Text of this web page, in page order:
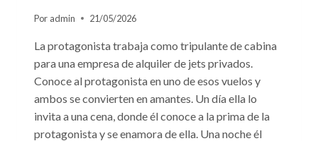
Por admin 21/05/2026
La protagonista trabaja como tripulante de cabina
para una empresa de alquiler de jets privados.
Conoce al protagonista en uno de esos vuelos y
ambos se convierten en amantes. Un día ella lo
invita a una cena, donde él conoce a la prima de la
protagonista y se enamora de ella. Una noche él